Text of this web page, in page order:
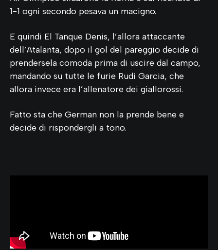
1-1 ogni secondo pesava un macigno.
E quindi El Tanque Denis, l’allora attaccante
dell’Atalanta, dopo il gol del pareggio decide di
prendersela comoda prima di uscire dal campo,
mandando su tutte le furie Rudi Garcia, che
allora invece era l’allenatore dei giallorossi.
Fatto sta che German non la prende bene e
decide di rispondergli a tono.